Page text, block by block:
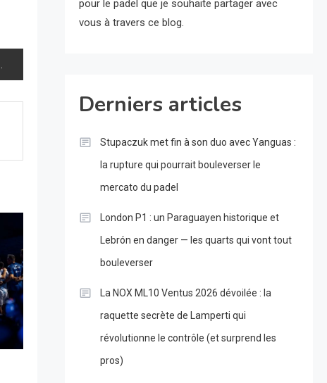
pour le padel que je souhaite partager avec
vous à travers ce blog.
Derniers articles
Stupaczuk met fin à son duo avec Yanguas :
la rupture qui pourrait bouleverser le
mercato du padel
London P1 : un Paraguayen historique et
Lebrón en danger — les quarts qui vont tout
bouleverser
La NOX ML10 Ventus 2026 dévoilée : la
raquette secrète de Lamperti qui
révolutionne le contrôle (et surprend les
pros)